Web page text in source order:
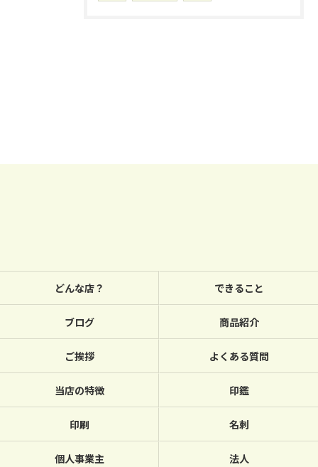
どんな店？ できること
ブログ 商品紹介
ご挨拶 よくある質問
当店の特徴 印鑑
印刷 名刺
個人事業主 法人